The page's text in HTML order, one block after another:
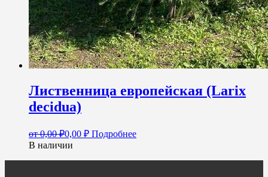
Лиственница европейская (Larix
decidua)
от0,00₽0,00 ₽ Подробнее
В наличии